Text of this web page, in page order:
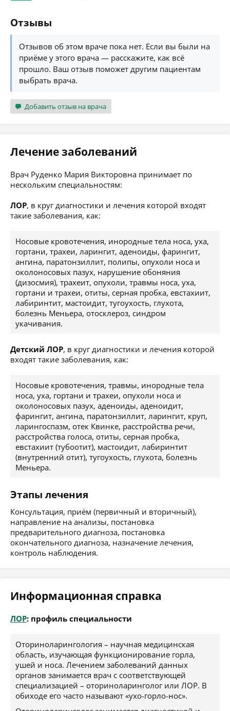
Отзывы
Отзывов об этом враче пока нет. Если вы были на
приёме у этого врача — расскажите, как всё
прошло. Ваш отзыв поможет другим пациентам
выбрать врача.
Добавить отзыв на врача
Лечение заболеваний
Врач Руденко Мария Викторовна принимает по
нескольким специальностям:
ЛОР, в круг диагностики и лечения которой входят
такие заболевания, как:
Носовые кровотечения, инородные тела носа, уха,
гортани, трахеи, ларингит, аденоиды, фарингит,
ангина, паратонзиллит, полипы, опухоли носа и
околоносовых пазух, нарушение обоняния
(дизосмия), трахеит, опухоли, травмы носа, уха,
гортани и трахеи, отиты, серная пробка, евстахиит,
лабиринтит, мастоидит, тугоухость, глухота,
болезнь Меньера, отосклероз, синдром
укачивания.
Детский ЛОР, в круг диагностики и лечения которой
входят такие заболевания, как:
Носовые кровотечения, травмы, инородные тела
носа, уха, гортани и трахеи, опухоли носа и
околоносовых пазух, аденоиды, аденоидит,
фарингит, ангина, паратонзиллит, ларингит, круп,
ларингоспазм, отек Квинке, расстройства речи,
расстройства голоса, отиты, серная пробка,
евстахиит (тубоотит), мастоидит, лабиринтит
(внутренний отит), тугоухость, глухота, болезнь
Меньера.
Этапы лечения
Консультация, приём (первичный и вторичный),
направление на анализы, постановка
предварительного диагноза, постановка
окончательного диагноза, назначение лечения,
контроль наблюдения.
Информационная справка
ЛОР: профиль специальности
Оториноларингология – научная медицинская
область, изучающая функционирование горла,
ушей и носа. Лечением заболеваний данных
органов занимается врач с соответствующей
специализацией – оториноларинголог или ЛОР. В
обиходе его часто называют «ухо-горло-нос».